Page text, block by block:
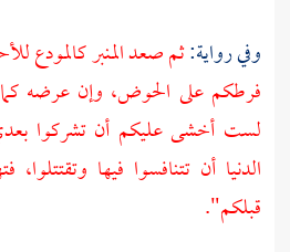
وفي رواية:ثم صعد المنبر كالمودع
فرطكم على الحوض، وإن عرضه
لست أخشى عليكم أن تشركوا
الدنيا أن تتنافسوا فيها
قبلكم".